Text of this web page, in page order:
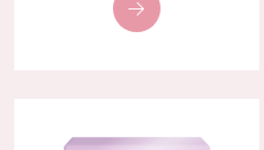
Peau mature
ÂGE :